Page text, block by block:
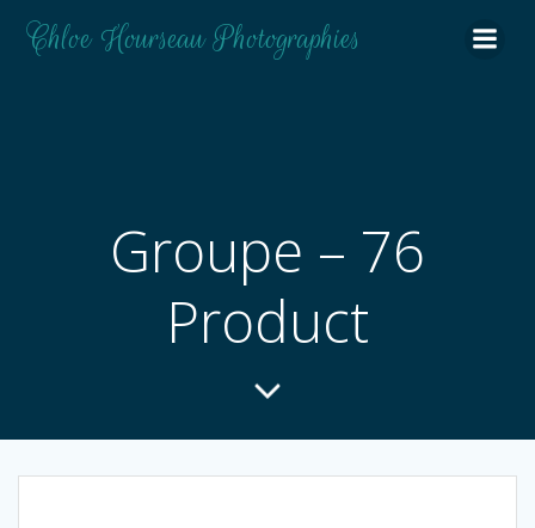
contenu
Chloe Hourseau Photographies
Groupe – 76
Product